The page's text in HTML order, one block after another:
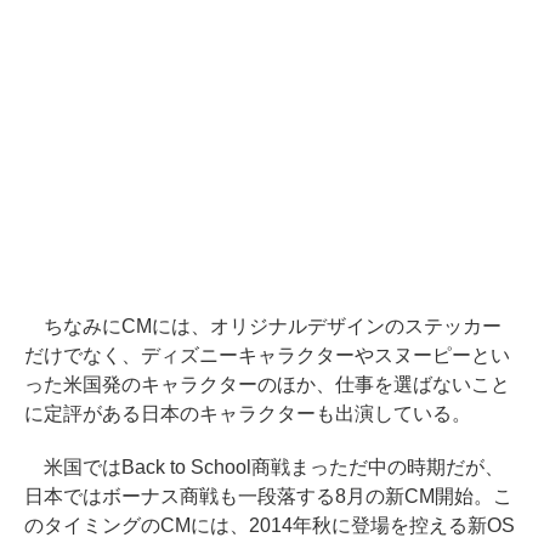
ちなみにCMには、オリジナルデザインのステッカー
だけでなく、ディズニーキャラクターやスヌーピーとい
った米国発のキャラクターのほか、仕事を選ばないこと
に定評がある日本のキャラクターも出演している。
米国ではBack to School商戦まっただ中の時期だが、
日本ではボーナス商戦も一段落する8月の新CM開始。こ
のタイミングのCMには、2014年秋に登場を控える新OS